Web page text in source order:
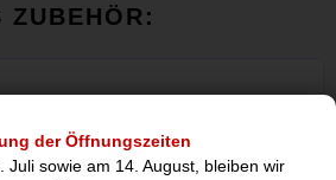
der Öffnungszeiten
Juli sowie am 14. August, bleiben wir
ZUBEHÖR: